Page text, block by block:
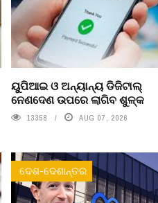
ୟୁପିଆଇ ଓ ଅନ୍ୟାନ୍ୟ ଡିଜିଟାଲ୍
ନେଣଦେଣ ଉପରେ ଲାଗିବ ଶୁଳ୍କ
13358 AUG 07, 2026
ଦେଶ-ଦେଶାନ୍ତର